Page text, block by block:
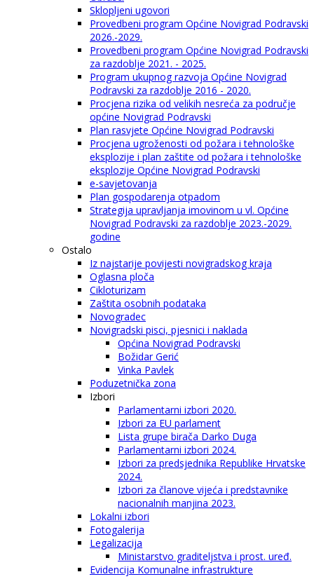
Sklopljeni ugovori
Provedbeni program Općine Novigrad Podravski
2026.-2029.
Provedbeni program Općine Novigrad Podravski
za razdoblje 2021. - 2025.
Program ukupnog razvoja Općine Novigrad
Podravski za razdoblje 2016 - 2020.
Procjena rizika od velikih nesreća za područje
općine Novigrad Podravski
Plan rasvjete Općine Novigrad Podravski
Procjena ugroženosti od požara i tehnološke
eksplozije i plan zaštite od požara i tehnološke
eksplozije Općine Novigrad Podravski
e-savjetovanja
Plan gospodarenja otpadom
Strategija upravljanja imovinom u vl. Općine
Novigrad Podravski za razdoblje 2023.-2029.
godine
Ostalo
Iz najstarije povijesti novigradskog kraja
Oglasna ploča
Cikloturizam
Zaštita osobnih podataka
Novogradec
Novigradski pisci, pjesnici i naklada
Općina Novigrad Podravski
Božidar Gerić
Vinka Pavlek
Poduzetnička zona
Izbori
Parlamentarni izbori 2020.
Izbori za EU parlament
Lista grupe birača Darko Duga
Parlamentarni izbori 2024.
Izbori za predsjednika Republike Hrvatske
2024.
Izbori za članove vijeća i predstavnike
nacionalnih manjina 2023.
Lokalni izbori
Fotogalerija
Legalizacija
Ministarstvo graditeljstva i prost. uređ.
Evidencija Komunalne infrastrukture